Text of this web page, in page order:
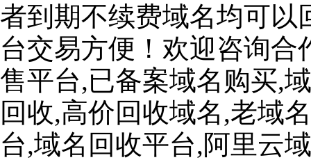
者到期不续费域名均可以
台交易方便！欢迎咨询
售平台,已备案域名购买,
回收,高价回收域名,老域
台,域名回收平台,阿里云